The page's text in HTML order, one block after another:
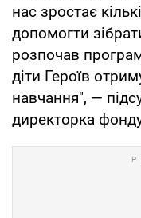
нас зростає
допомогти
розпочав
діти Героїв
навчання", —
директорка